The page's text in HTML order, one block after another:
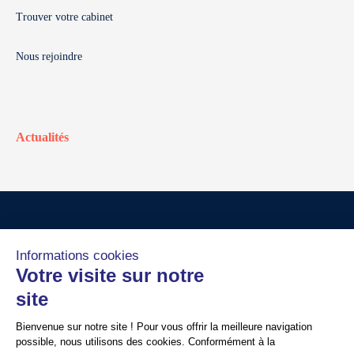
Trouver votre cabinet
Nous rejoindre
Actualités
Crédits